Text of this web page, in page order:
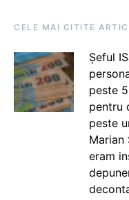
CELE MAI CITITE
Șeful
peste
pentru
peste
Marian
eram